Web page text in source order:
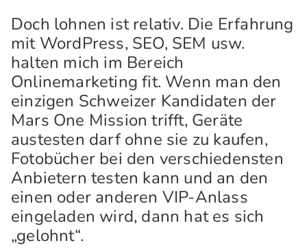
Doch lohnen ist relativ. Die Erfahrung
mit WordPress, SEO, SEM usw.
halten mich im Bereich
Onlinemarketing fit. Wenn man den
einzigen Schweizer Kandidaten der
Mars One Mission trifft, Geräte
austesten darf ohne sie zu kaufen,
Fotobücher bei den verschiedensten
Anbietern testen kann und an den
einen oder anderen VIP-Anlass
eingeladen wird, dann hat es sich
„gelohnt“.